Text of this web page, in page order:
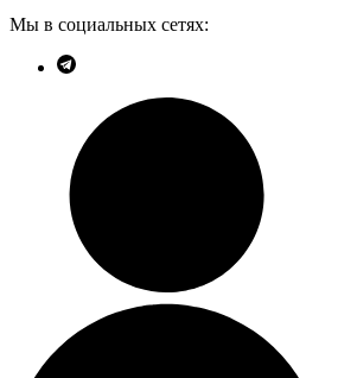
Мы в социальных сетях: